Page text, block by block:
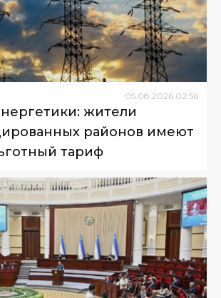
05.08.2026 02:56
жители
районов имеют
тариф